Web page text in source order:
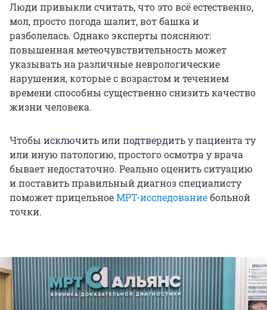
Люди привыкли считать, что это всё естественно,
мол, просто погода шалит, вот башка и
разболелась. Однако эксперты поясняют:
повышенная метеочувствительность может
указывать на различные неврологические
нарушения, которые с возрастом и течением
времени способны существенно снизить качество
жизни человека.
Чтобы исключить или подтвердить у пациента ту
или иную патологию, простого осмотра у врача
бывает недостаточно. Реально оценить ситуацию
и поставить правильный диагноз специалисту
поможет прицельноеМРТ-исследованиебольной
точки.